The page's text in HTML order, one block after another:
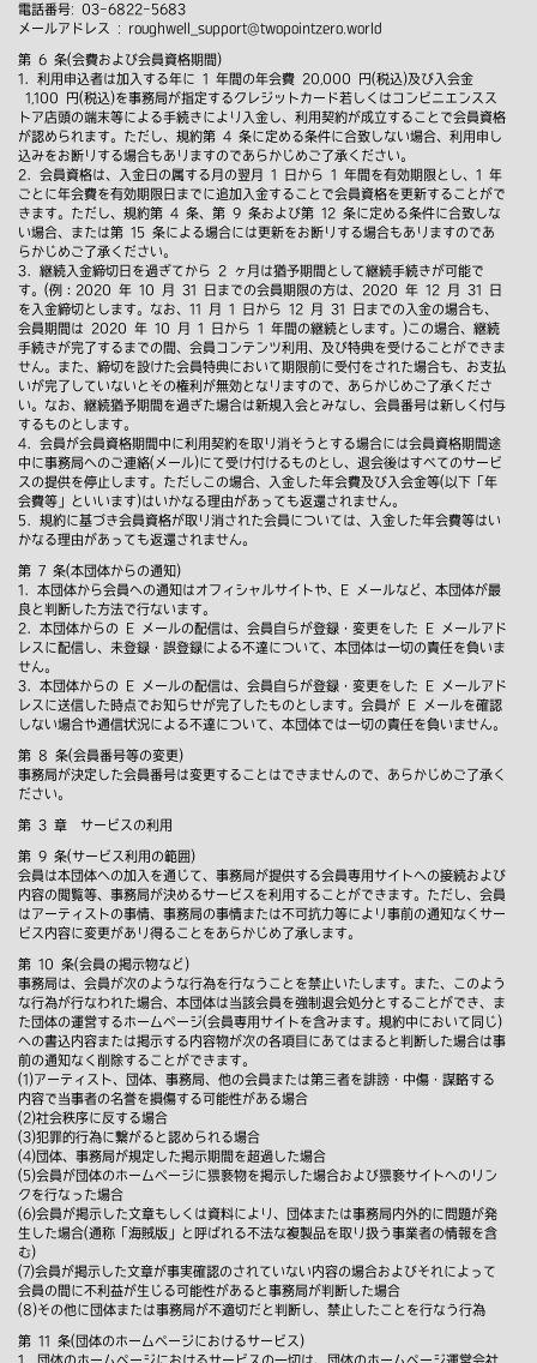
電話番号: 03-6822-5683
メールアドレス : roughwell_support@twopointzero.world
第 6 条(会費および会員資格期間)
1．利用申込者は加入する年に 1 年間の年会費¥20,000 円(税込)及び入会金
¥1,100 円(税込)を事務局が指定するクレジットカード若しくはコンビニエンスス
トア店頭の端末等による手続きにより入金し、利用契約が成立することで会員資格
が認められます。ただし、規約第 4 条に定める条件に合致しない場合、利用申し
込みをお断りする場合もありますのであらかじめご了承ください。
2．会員資格は、入金日の属する月の翌月 1 日から 1 年間を有効期限とし、1 年
ごとに年会費を有効期限日までに追加入金することで会員資格を更新することがで
きます。ただし、規約第 4 条、第 9 条および第 12 条に定める条件に合致しな
い場合、または第 15 条による場合には更新をお断りする場合もありますのであ
らかじめご了承ください。
3．継続入金締切日を過ぎてから 2 ヶ月は猶予期間として継続手続きが可能で
す。(例：2020 年 10 月 31 日までの会員期限の方は、2020 年 12 月 31 日
を入金締切とします。なお、11 月 1 日から 12 月 31 日までの入金の場合も、
会員期間は 2020 年 10 月 1 日から 1 年間の継続とします。)この場合、継続
手続きが完了するまでの間、会員コンテンツ利用、及び特典を受けることができま
せん。また、締切を設けた会員特典において期限前に受付をされた場合も、お支払
いが完了していないとその権利が無効となりますので、あらかじめご了承くださ
い。なお、継続猶予期間を過ぎた場合は新規入会とみなし、会員番号は新しく付与
するものとします。
4．会員が会員資格期間中に利用契約を取り消そうとする場合には会員資格期間途
中に事務局へのご連絡(メール)にて受け付けるものとし、退会後はすべてのサービ
スの提供を停止します。ただしこの場合、入金した年会費及び入会金等(以下「年
会費等」といいます)はいかなる理由があっても返還されません。
5．規約に基づき会員資格が取り消された会員については、入金した年会費等はい
かなる理由があっても返還されません。
第 7 条(本団体からの通知)
1．本団体から会員への通知はオフィシャルサイトや、E メールなど、本団体が最
良と判断した方法で行ないます。
2．本団体からの E メールの配信は、会員自らが登録・変更をした E メールアド
レスに配信し、未登録・誤登録による不達について、本団体は一切の責任を負いま
せん。
3．本団体からの E メールの配信は、会員自らが登録・変更をした E メールアド
レスに送信した時点でお知らせが完了したものとします。会員が E メールを確認
しない場合や通信状況による不達について、本団体では一切の責任を負いません。
第 8 条(会員番号等の変更)
事務局が決定した会員番号は変更することはできませんので、あらかじめご了承く
ださい。
第 3 章 サービスの利用
第 9 条(サービス利用の範囲)
会員は本団体への加入を通じて、事務局が提供する会員専用サイトへの接続および
内容の閲覧等、事務局が決めるサービスを利用することができます。ただし、会員
はアーティストの事情、事務局の事情または不可抗力等により事前の通知なくサー
ビス内容に変更があり得ることをあらかじめ了承します。
第 10 条(会員の掲示物など)
事務局は、会員が次のような行為を行なうことを禁止いたします。また、このよう
な行為が行なわれた場合、本団体は当該会員を強制退会処分とすることができ、ま
た団体の運営するホームページ(会員専用サイトを含みます。規約中において同じ)
への書込内容または掲示する内容物が次の各項目にあてはまると判断した場合は事
前の通知なく削除することができます。
(1)アーティスト、団体、事務局、他の会員または第三者を誹謗・中傷・謀略する
内容で当事者の名誉を損傷する可能性がある場合
(2)社会秩序に反する場合
(3)犯罪的行為に繋がると認められる場合
(4)団体、事務局が規定した掲示期間を超過した場合
(5)会員が団体のホームページに猥褻物を掲示した場合および猥褻サイトへのリン
クを行なった場合
(6)会員が掲示した文章もしくは資料により、団体または事務局内外的に問題が発
生した場合(通称「海賊版」と呼ばれる不法な複製品を取り扱う事業者の情報を含
む)
(7)会員が掲示した文章が事実確認のされていない内容の場合およびそれによって
会員の間に不利益が生じる可能性があると事務局が判断した場合
(8)その他に団体または事務局が不適切だと判断し、禁止したことを行なう行為
第 11 条(団体のホームページにおけるサービス)
1．団体のホームページにおけるサービスの一切は、団体のホームページ運営会社